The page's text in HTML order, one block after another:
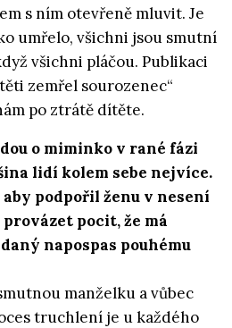
s ním otevřeně mluvit. Je
umřelo, všichni jsou smutní
všichni pláčou. Publikaci
zemřel sourozenec“
po ztrátě dítěte.
o miminko v rané fázi
lidí kolem sebe nejvíce.
aby podpořil ženu v nesení
pocit, že má
napospas pouhému
manželku a vůbec
truchlení je u každého